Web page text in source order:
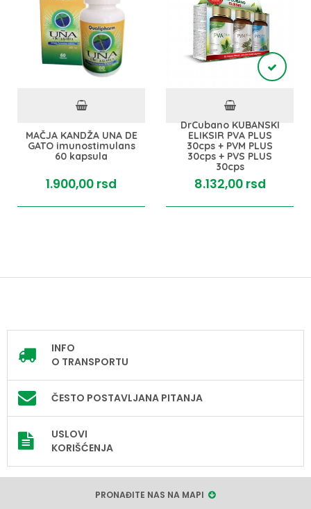
MAČJA KANDŽA UNA DE
GATO imunostimulans
60 kapsula
1.900,00 rsd
DrCubano KUBANSKI
ELIKSIR PVA PLUS
30cps + PVM PLUS
30cps + PVS PLUS
30cps
8.132,00 rsd
INFO
O TRANSPORTU
ČESTO POSTAVLJANA PITANJA
USLOVI
KORIŠĆENJA
PRONAĐITE NAS NA MAPI